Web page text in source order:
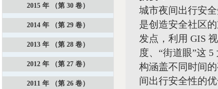
城市夜间出行安
是创造安全社区
发点，利用 GIS
度、“街道眼”这
构涵盖不同时间
间出行安全性的
2015 年 （第 30 卷）
2014 年 （第 29 卷）
2013 年 （第 28 卷）
2012 年 （第 27 卷）
2011 年 （第 26 卷）